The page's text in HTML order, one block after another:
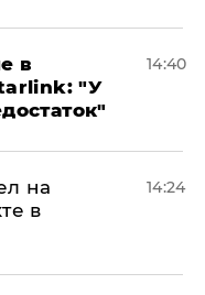
в
"У
14:40
на
в
14:24